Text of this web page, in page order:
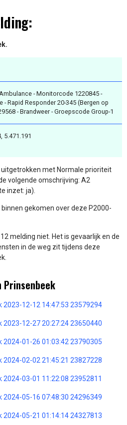
- Monitorcode 1220845 -
- Rapid Responder 20-345 (Bergen op
- Brandweer - Groepscode Group-1
5.471.191
uitgetrokken met Normale prioriteit
volgende omschrijving: A2
inzet: ja).
gekomen over deze P2000-
melding niet. Het is gevaarlijk en de
in de weg zit tijdens deze
Prinsenbeek
12-12 14:47:53 23579294
12-27 20:27:24 23650440
01-26 01:03:42 23790305
02-02 21:45:21 23827228
03-01 11:22:08 23952811
05-16 07:48:30 24296349
05-21 01:14:14 24327813